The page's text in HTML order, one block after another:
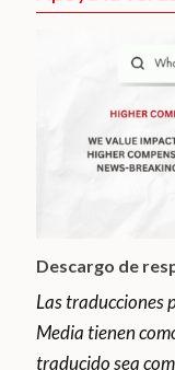
Descargo de
Las traducciones
Media tienen
traducido sea